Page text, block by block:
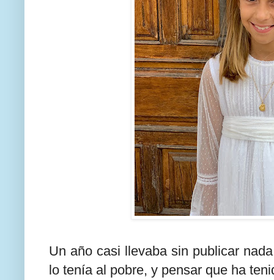
Un año casi llevaba sin publicar
lo tenía al pobre, y pensar que ha